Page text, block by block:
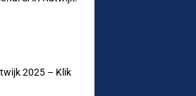
2025 – Klik